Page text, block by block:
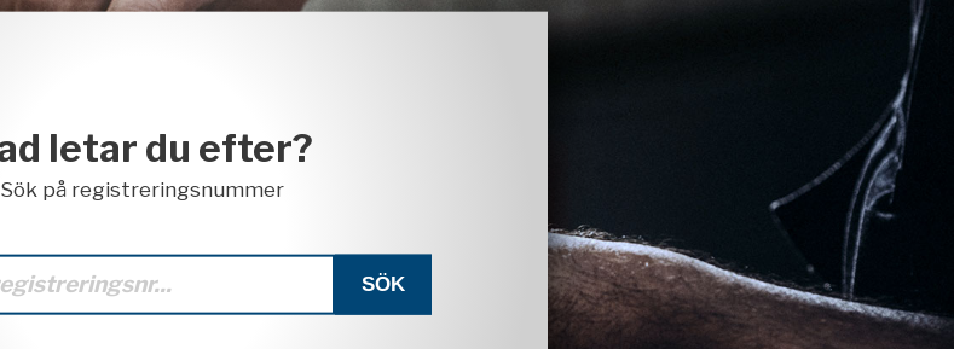
letar du efter?
Sök på registreringsnummer